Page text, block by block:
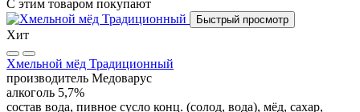
С этим товаром покупают
Быстрый просмотр
Хит
Хмельной мёд Традиционный
производитель Медоварус
алкоголь 5,7%
состав вода, пивное сусло конц. (солод, вода), мёд, сахар,